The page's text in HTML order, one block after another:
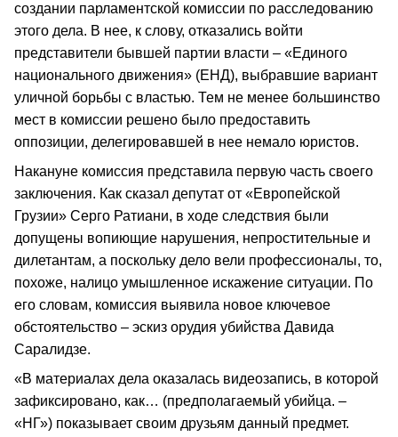
создании парламентской комиссии по расследованию
этого дела. В нее, к слову, отказались войти
представители бывшей партии власти – «Единого
национального движения» (ЕНД), выбравшие вариант
уличной борьбы с властью. Тем не менее большинство
мест в комиссии решено было предоставить
оппозиции, делегировавшей в нее немало юристов.
Накануне комиссия представила первую часть своего
заключения. Как сказал депутат от «Европейской
Грузии» Серго Ратиани, в ходе следствия были
допущены вопиющие нарушения, непростительные и
дилетантам, а поскольку дело вели профессионалы, то,
похоже, налицо умышленное искажение ситуации. По
его словам, комиссия выявила новое ключевое
обстоятельство – эскиз орудия убийства Давида
Саралидзе.
«В материалах дела оказалась видеозапись, в которой
зафиксировано, как… (предполагаемый убийца. –
«НГ») показывает своим друзьям данный предмет.